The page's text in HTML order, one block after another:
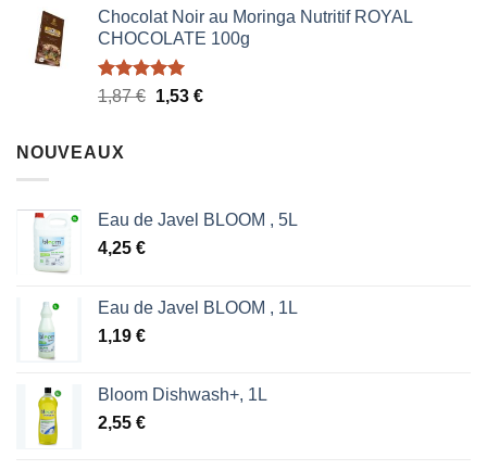
Chocolat Noir au Moringa Nutritif ROYAL
CHOCOLATE 100g
Note5.00
1,87€ Le
1,53 €Le
NOUVEAUX
Eau de Javel BLOOM , 5L
4,25 €
Eau de Javel BLOOM , 1L
1,19 €
Bloom Dishwash+, 1L
2,55 €